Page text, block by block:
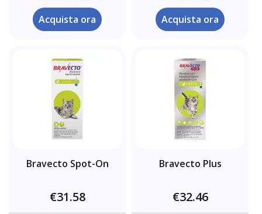
Acquista ora Acquista ora
Bravecto Spot-On
€31.58
Bravecto Plus
€32.46